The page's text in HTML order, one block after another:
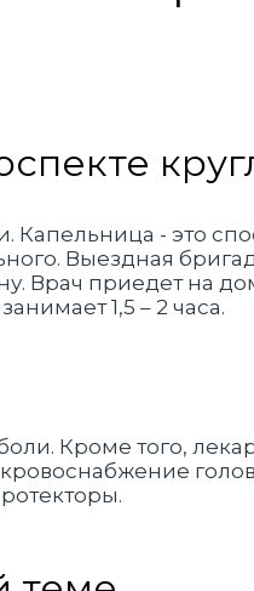
- это
Выездная
Врач приедет на
1,5 – 2 часа.
Кроме того,